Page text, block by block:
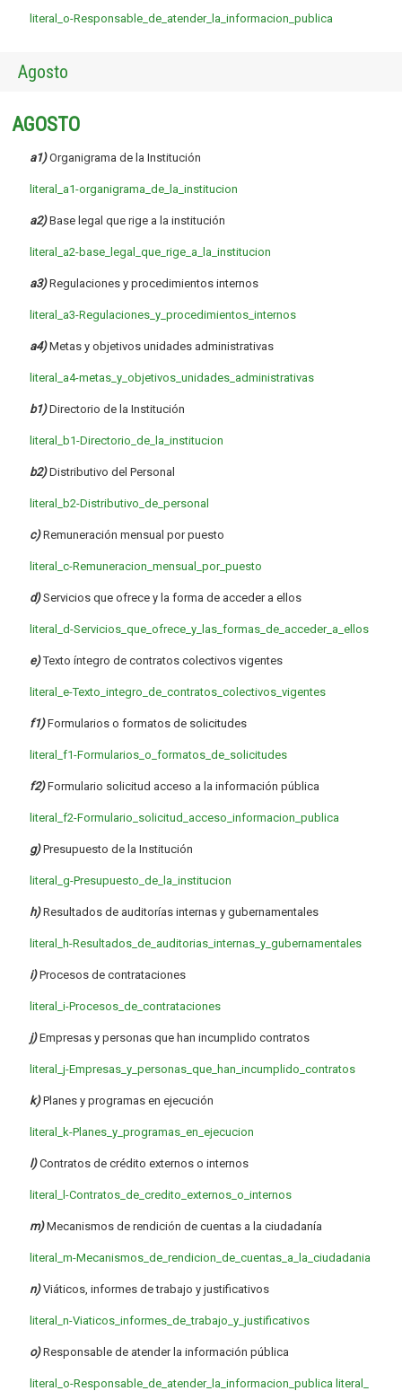
literal_o-Responsable_de_atender_la_informacion_publica
Agosto
AGOSTO
a1) Organigrama de la Institución
literal_a1-organigrama_de_la_institucion
a2) Base legal que rige a la institución
literal_a2-base_legal_que_rige_a_la_institucion
a3)Regulaciones y procedimientos internos
literal_a3-Regulaciones_y_procedimientos_internos
a4)Metas y objetivos unidades administrativas
literal_a4-metas_y_objetivos_unidades_administrativas
b1)Directorio de la Institución
literal_b1-Directorio_de_la_institucion
b2)Distributivo del Personal
literal_b2-Distributivo_de_personal
c)Remuneración mensual por puesto
literal_c-Remuneracion_mensual_por_puesto
d)Servicios que ofrece y la forma de acceder a ellos
literal_d-Servicios_que_ofrece_y_las_formas_de_acceder_a_ellos
e)Texto íntegro de contratos colectivos vigentes
literal_e-Texto_integro_de_contratos_colectivos_vigentes
f1)Formularios o formatos de solicitudes
literal_f1-Formularios_o_formatos_de_solicitudes
f2)Formulario solicitud acceso a la información pública
literal_f2-Formulario_solicitud_acceso_informacion_publica
g) Presupuesto de la Institución
literal_g-Presupuesto_de_la_institucion
h)Resultados de auditorías internas y gubernamentales
literal_h-Resultados_de_auditorias_internas_y_gubernamentales
i) Procesos de contrataciones
literal_i-Procesos_de_contrataciones
j) Empresas y personas que han incumplido contratos
literal_j-Empresas_y_personas_que_han_incumplido_contratos
k) Planes y programas en ejecución
literal_k-Planes_y_programas_en_ejecucion
l) Contratos de crédito externos o internos
literal_l-Contratos_de_credito_externos_o_internos
m)Mecanismos de rendición de cuentas a la ciudadanía
literal_m-Mecanismos_de_rendicion_de_cuentas_a_la_ciudadania
n)Viáticos, informes de trabajo y justificativos
literal_n-Viaticos_informes_de_trabajo_y_justificativos
o)Responsable de atender la información pública
literal_o-Responsable_de_atender_la_informacion_publica literal_